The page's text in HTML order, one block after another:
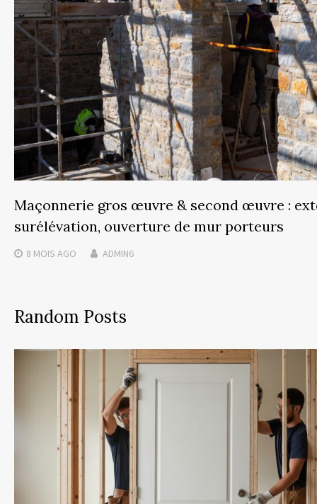
Maçonnerie gros œuvre & second œuvre :
surélévation, ouverture de mur porteurs
8 MOIS AGO ADMIN6
Random Posts